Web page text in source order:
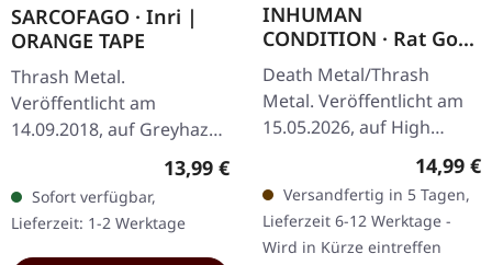
SARCOFAGO · Inri |
ORANGE TAPE
Thrash Metal.
Veröffentlicht am
14.09.2018, auf Greyhaze
Records. Orangenes Tape
mit 10-seitigem Einleger.
Das Debütalbum von
Sarcófago, "I.N.R.I.",…
Regulärer Preis:
13,99 €
Sofort verfügbar,
Lieferzeit: 1-2 Werktage
INHUMAN
CONDITION · Rat God
| SLIPCASE CD
Death Metal/Thrash
Metal. Veröffentlicht am
15.05.2026, auf High
Roller Records. Slipcase-
CD. Wenn Death-Metal-
Veteranen sich
zusammentun, entsteht…
14,99 €
Versandfertig in 5 Tagen,
Lieferzeit 6-12 Werktage -
Wird in Kürze eintreffen